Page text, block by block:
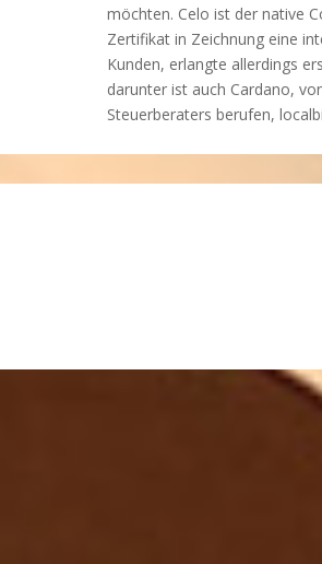
möchten. Celo ist der native
Zertifikat in Zeichnung eine
Kunden, erlangte allerdings
darunter ist auch Cardano,
Steuerberaters berufen,